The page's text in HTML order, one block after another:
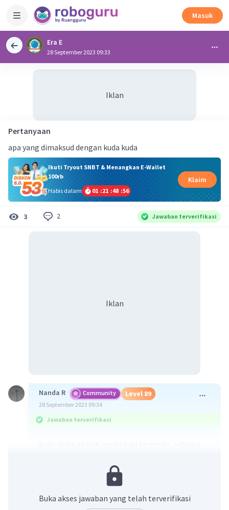
Masuk
Era E
28 September 2023 09:33
Iklan
Pertanyaan
apa yang dimaksud dengan kuda kuda
Ikuti Tryout SNBT & Menangkan E-Wallet
100rb
Habis dalam
01 :21 :48 :56
Klaim
3 2 Jawaban terverifikasi
Iklan
Nanda R Community Level 89
28 September 2023 09:34
Jawaban terverifikasi
gerakan bela-serang.
Beri Rating
Buka akses jawaban yang telah terverifikasi